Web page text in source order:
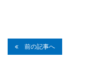
前の記事へ